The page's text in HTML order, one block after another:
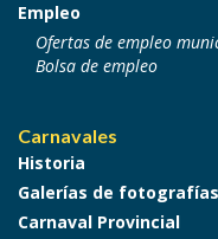
Empleo
Ofertas de empleo
Bolsa de empleo
Carnavales
Historia
Galerías de fotografías
Carnaval Provincial